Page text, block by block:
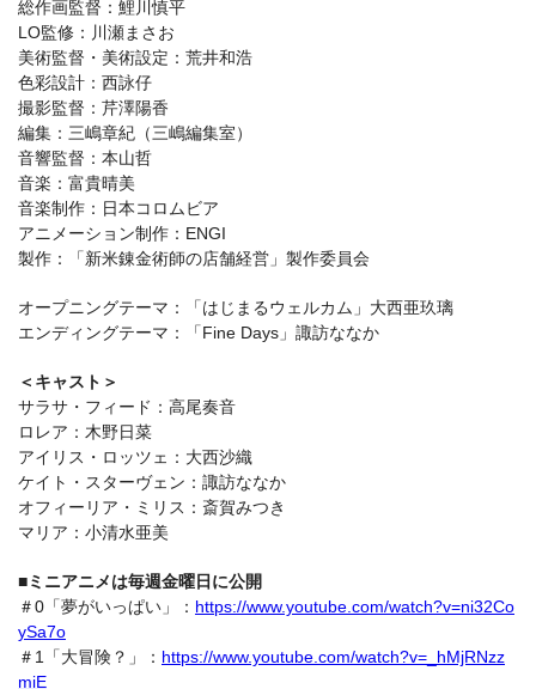
総作画監督：鯉川慎平
LO監修：川瀬まさお
美術監督・美術設定：荒井和浩
色彩設計：西詠仔
撮影監督：芹澤陽香
編集：三嶋章紀（三嶋編集室）
音響監督：本山哲
音楽：富貴晴美
音楽制作：日本コロムビア
アニメーション制作：ENGI
製作：「新米錬金術師の店舗経営」製作委員会
オープニングテーマ：「はじまるウェルカム」大西亜玖璃
エンディングテーマ：「Fine Days」諏訪ななか
＜キャスト＞
サラサ・フィード：高尾奏音
ロレア：木野日菜
アイリス・ロッツェ：大西沙織
ケイト・スターヴェン：諏訪ななか
オフィーリア・ミリス：斎賀みつき
マリア：小清水亜美
■ミニアニメは毎週金曜日に公開
＃0「夢がいっぱい」： https://www.youtube.com/watch?v=ni32Co
ySa7o
＃1「大冒険？」： https://www.youtube.com/watch?v=_hMjRNzz
miE